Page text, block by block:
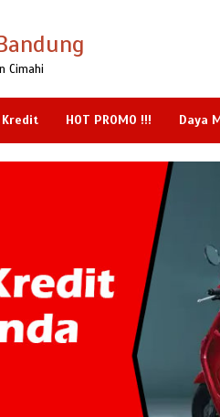
Cimahi
HOT PROMO !!! Daya